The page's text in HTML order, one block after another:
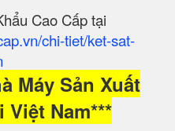
Cao Cấp tại
chi-tiet/ket-sat-
Máy Sản Xuất
Việt Nam***